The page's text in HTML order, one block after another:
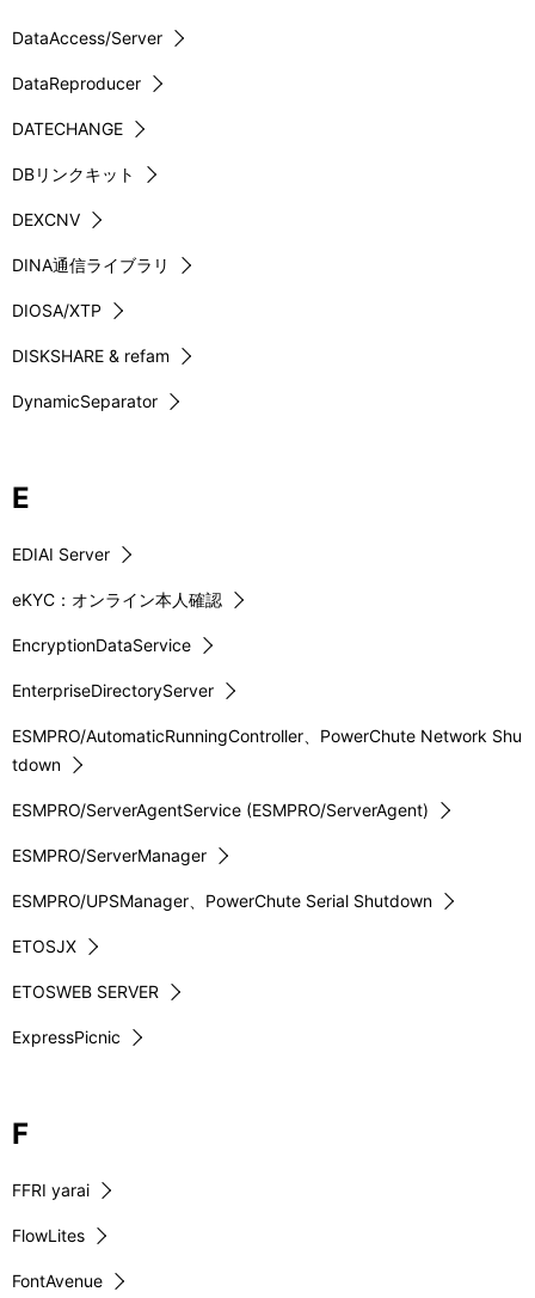
DataAccess/Server
DataReproducer
DATECHANGE
DBリンクキット
DEXCNV
DINA通信ライブラリ
DIOSA/XTP
DISKSHARE & refam
DynamicSeparator
E
EDIAI Server
eKYC：オンライン本人確認
EncryptionDataService
EnterpriseDirectoryServer
ESMPRO/AutomaticRunningController、PowerChute Network Shu
tdown
ESMPRO/ServerAgentService (ESMPRO/ServerAgent)
ESMPRO/ServerManager
ESMPRO/UPSManager、PowerChute Serial Shutdown
ETOSJX
ETOSWEB SERVER
ExpressPicnic
F
FFRI yarai
FlowLites
FontAvenue